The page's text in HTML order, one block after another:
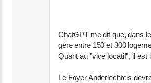
ChatGPT me dit que, dans
gère entre 150 et 300
Quant au "vide locatif", il
Le Foyer Anderlechtois